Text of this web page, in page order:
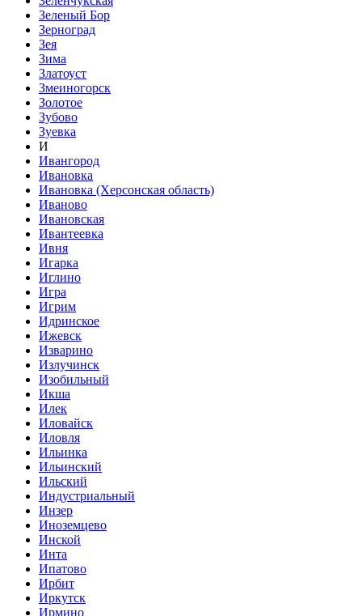
Зеленый Бор
Зерноград
Зея
Зима
Златоуст
Змеиногорск
Золотое
Зубово
Зуевка
И
Ивангород
Ивановка
Ивановка (Херсонская область)
Иваново
Ивановская
Ивантеевка
Ивня
Игарка
Иглино
Игра
Игрим
Идринское
Ижевск
Изварино
Излучинск
Изобильный
Икша
Илек
Иловайск
Иловля
Ильинка
Ильинский
Ильский
Индустриальный
Инзер
Иноземцево
Инской
Инта
Ипатово
Ирбит
Иркутск
Ирмино